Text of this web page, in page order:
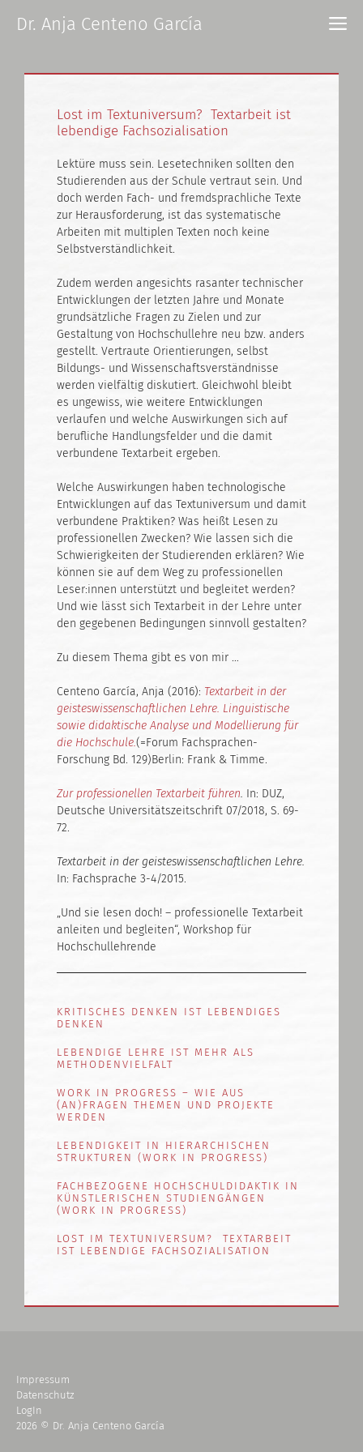
InhaltDr. Anja Centeno García
Lost im Textuniversum? Textarbeit ist
lebendige Fachsozialisation
Lektüre muss sein. Lesetechniken sollten den
Studierenden aus der Schule vertraut sein. Und
doch werden Fach- und fremdsprachliche Texte
zur Herausforderung, ist das systematische
Arbeiten mit multiplen Texten noch keine
Selbstverständlichkeit.
Zudem werden angesichts rasanter technischer
Entwicklungen der letzten Jahre und Monate
grundsätzliche Fragen zu Zielen und zur
Gestaltung von Hochschullehre neu bzw. anders
gestellt. Vertraute Orientierungen, selbst
Bildungs- und Wissenschaftsverständnisse
werden vielfältig diskutiert. Gleichwohl bleibt
es ungewiss, wie weitere Entwicklungen
verlaufen und welche Auswirkungen sich auf
berufliche Handlungsfelder und die damit
verbundene Textarbeit ergeben.
Welche Auswirkungen haben technologische
Entwicklungen auf das Textuniversum und damit
verbundene Praktiken? Was heißt Lesen zu
professionellen Zwecken? Wie lassen sich die
Schwierigkeiten der Studierenden erklären? Wie
können sie auf dem Weg zu professionellen
Leser:innen unterstützt und begleitet werden?
Und wie lässt sich Textarbeit in der Lehre unter
den gegebenen Bedingungen sinnvoll gestalten?
Zu diesem Thema gibt es von mir …
Centeno García, Anja (2016): Textarbeit in der
geisteswissenschaftlichen Lehre. Linguistische
sowie didaktische Analyse und Modellierung für
die Hochschule.(=Forum Fachsprachen-
Forschung Bd. 129)Berlin: Frank & Timme.
Zur professionellen Textarbeit führen. In: DUZ,
Deutsche Universitätszeitschrift 07/2018, S. 69-
72.
Textarbeit in der geisteswissenschaftlichen Lehre.
In: Fachsprache 3-4/2015.
„Und sie lesen doch! – professionelle Textarbeit
anleiten und begleiten“, Workshop für
Hochschullehrende
KRITISCHES DENKEN IST LEBENDIGES
DENKEN
LEBENDIGE LEHRE IST MEHR ALS
METHODENVIELFALT
WORK IN PROGRESS – WIE AUS
(AN)FRAGEN THEMEN UND PROJEKTE
WERDEN
LEBENDIGKEIT IN HIERARCHISCHEN
STRUKTUREN (WORK IN PROGRESS)
FACHBEZOGENE HOCHSCHULDIDAKTIK IN
KÜNSTLERISCHEN STUDIENGÄNGEN
(WORK IN PROGRESS)
LOST IM TEXTUNIVERSUM? TEXTARBEIT
IST LEBENDIGE FACHSOZIALISATION
Impressum
Datenschutz
LogIn
2026 © Dr. Anja Centeno García